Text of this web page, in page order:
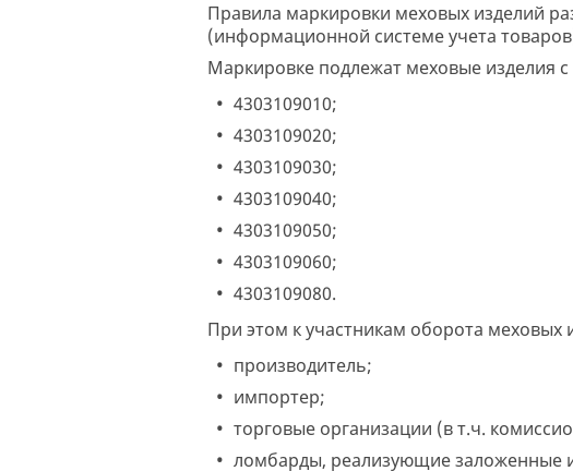
Правила маркировки меховых изделий
(информационной системе учета
Маркировке подлежат меховые изделия
4303109010;
4303109020;
4303109030;
4303109040;
4303109050;
4303109060;
4303109080.
При этом к участникам оборота меховых
производитель;
импортер;
торговые организации (в т.ч.
ломбарды, реализующие заложенные